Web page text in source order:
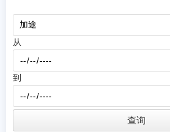
从
到